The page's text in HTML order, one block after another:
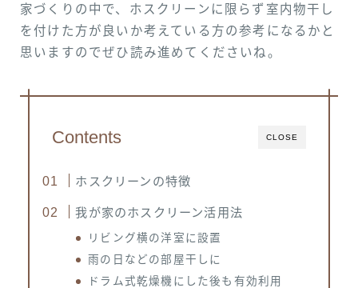
家づくりの中で、ホスクリーンに限らず室内物干し
を付けた方が良いか考えている方の参考になるかと
思いますのでぜひ読み進めてくださいね。
CLOSE
Contents
ホスクリーンの特徴
我が家のホスクリーン活用法
リビング横の洋室に設置
雨の日などの部屋干しに
ドラム式乾燥機にした後も有効利用